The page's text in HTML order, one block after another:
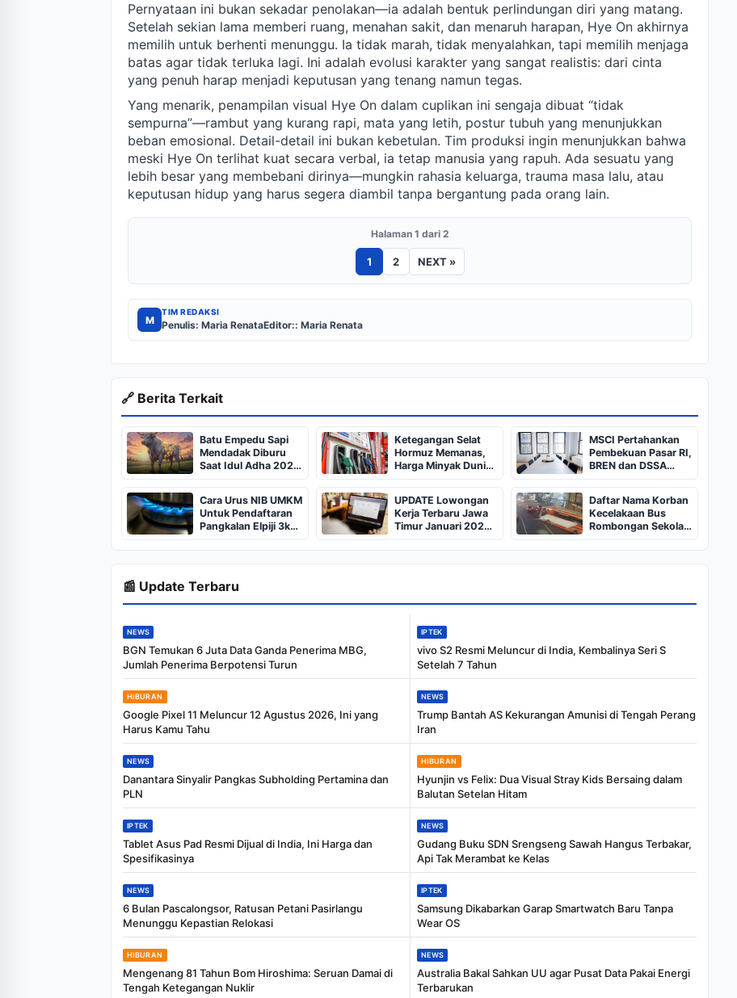
Pernyataan ini bukan sekadar penolakan—ia adalah bentuk perlindungan diri yang matang.
Setelah sekian lama memberi ruang, menahan sakit, dan menaruh harapan, Hye On akhirnya
memilih untuk berhenti menunggu. Ia tidak marah, tidak menyalahkan, tapi memilih menjaga
batas agar tidak terluka lagi. Ini adalah evolusi karakter yang sangat realistis: dari cinta
yang penuh harap menjadi keputusan yang tenang namun tegas.
Yang menarik, penampilan visual Hye On dalam cuplikan ini sengaja dibuat “tidak
sempurna”—rambut yang kurang rapi, mata yang letih, postur tubuh yang menunjukkan
beban emosional. Detail-detail ini bukan kebetulan. Tim produksi ingin menunjukkan bahwa
meski Hye On terlihat kuat secara verbal, ia tetap manusia yang rapuh. Ada sesuatu yang
lebih besar yang membebani dirinya—mungkin rahasia keluarga, trauma masa lalu, atau
keputusan hidup yang harus segera diambil tanpa bergantung pada orang lain.
Halaman 1 dari 2
1 2 NEXT »
M
TIM REDAKSI
Penulis: Maria RenataEditor:: Maria Renata
🔗 Berita Terkait
Batu Empedu Sapi
Mendadak Diburu
Saat Idul Adha 2026,
Dari Isi Perut Jadi
Komoditas Puluhan
Juta
Ketegangan Selat
Hormuz Memanas,
Harga Minyak Dunia
Dekati US$ 108
MSCI Pertahankan
Pembekuan Pasar RI,
BREN dan DSSA
Terancam Keluar dari
Indeks
Cara Urus NIB UMKM
Untuk Pendaftaran
Pangkalan Elpiji 3kg,
Kebijakan Baru
Penjualan LPG 3
Kilogram
UPDATE Lowongan
Kerja Terbaru Jawa
Timur Januari 2025,
Siapkan CV dan
Persyaratan
Daftar Nama Korban
Kecelakaan Bus
Rombongan Sekolah
dari Bali di Kota Batu:
Salah Satunya Ada
Balita
📰 Update Terbaru
NEWS
BGN Temukan 6 Juta Data Ganda Penerima MBG,
Jumlah Penerima Berpotensi Turun
IPTEK
vivo S2 Resmi Meluncur di India, Kembalinya Seri S
Setelah 7 Tahun
HIBURAN
Google Pixel 11 Meluncur 12 Agustus 2026, Ini yang
Harus Kamu Tahu
NEWS
Trump Bantah AS Kekurangan Amunisi di Tengah Perang
Iran
NEWS
Danantara Sinyalir Pangkas Subholding Pertamina dan
PLN
HIBURAN
Hyunjin vs Felix: Dua Visual Stray Kids Bersaing dalam
Balutan Setelan Hitam
IPTEK
Tablet Asus Pad Resmi Dijual di India, Ini Harga dan
Spesifikasinya
NEWS
Gudang Buku SDN Srengseng Sawah Hangus Terbakar,
Api Tak Merambat ke Kelas
NEWS
6 Bulan Pascalongsor, Ratusan Petani Pasirlangu
Menunggu Kepastian Relokasi
IPTEK
Samsung Dikabarkan Garap Smartwatch Baru Tanpa
Wear OS
HIBURAN
Mengenang 81 Tahun Bom Hiroshima: Seruan Damai di
Tengah Ketegangan Nuklir
NEWS
Australia Bakal Sahkan UU agar Pusat Data Pakai Energi
Terbarukan